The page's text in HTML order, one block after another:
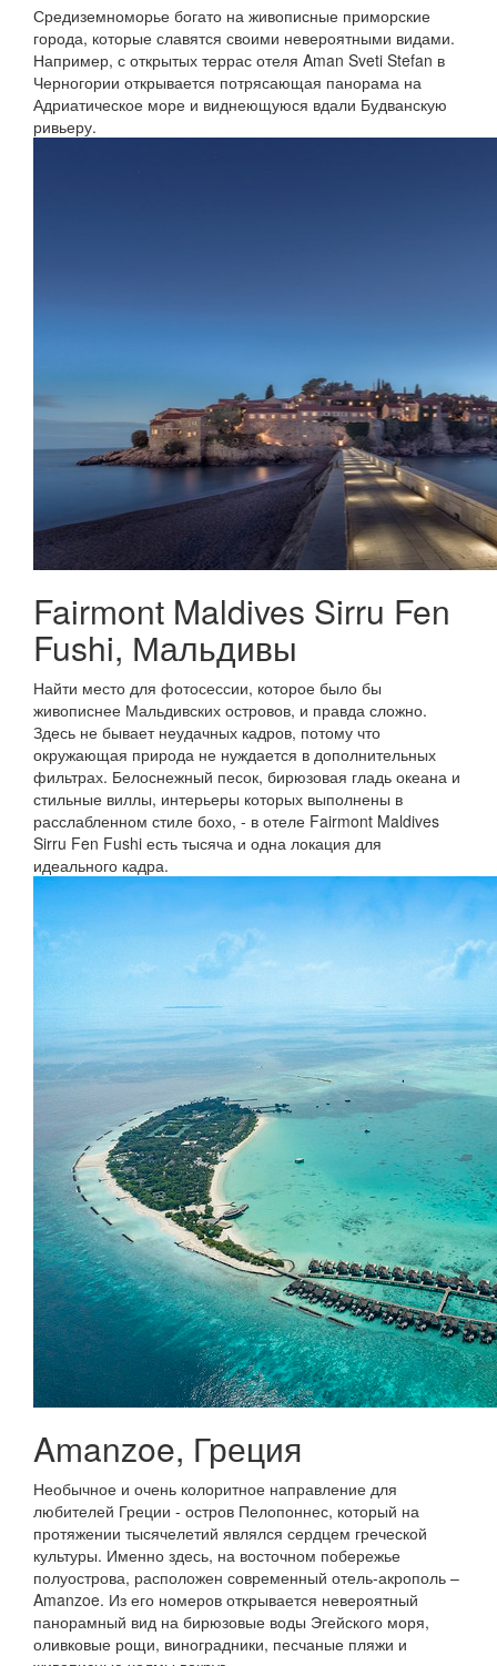
Средиземноморье богато на живописные приморские
города, которые славятся своими невероятными видами.
Например, с открытых террас отеля Aman Sveti Stefan в
Черногории открывается потрясающая панорама на
Адриатическое море и виднеющуюся вдали Будванскую
ривьеру.
Fairmont Maldives Sirru Fen
Fushi, Мальдивы
Найти место для фотосессии, которое было бы
живописнее Мальдивских островов, и правда сложно.
Здесь не бывает неудачных кадров, потому что
окружающая природа не нуждается в дополнительных
фильтрах. Белоснежный песок, бирюзовая гладь океана и
стильные виллы, интерьеры которых выполнены в
расслабленном стиле бохо, - в отеле Fairmont Maldives
Sirru Fen Fushi есть тысяча и одна локация для
идеального кадра.
Amanzoe, Греция
Необычное и очень колоритное направление для
любителей Греции - остров Пелопоннес, который на
протяжении тысячелетий являлся сердцем греческой
культуры. Именно здесь, на восточном побережье
полуострова, расположен современный отель-акрополь –
Amanzoe. Из его номеров открывается невероятный
панорамный вид на бирюзовые воды Эгейского моря,
оливковые рощи, виноградники, песчаные пляжи и